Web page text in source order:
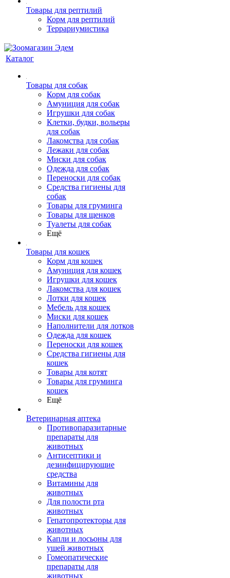
Товары для рептилий
Корм для рептилий
Террариумистика
Каталог
Товары для собак
Корм для собак
Амуниция для собак
Игрушки для собак
Клетки, будки, вольеры
для собак
Лакомства для собак
Лежаки для собак
Миски для собак
Одежда для собак
Переноски для собак
Средства гигиены для
собак
Товары для груминга
Товары для щенков
Туалеты для собак
Ещё
Товары для кошек
Корм для кошек
Амуниция для кошек
Игрушки для кошек
Лакомства для кошек
Лотки для кошек
Мебель для кошек
Миски для кошек
Наполнители для лотков
Одежда для кошек
Переноски для кошек
Средства гигиены для
кошек
Товары для котят
Товары для груминга
кошек
Ещё
Ветеринарная аптека
Противопаразитарные
препараты для
животных
Антисептики и
дезинфицирующие
средства
Витамины для
животных
Для полости рта
животных
Гепатопротекторы для
животных
Капли и лосьоны для
ушей животных
Гомеопатические
препараты для
животных